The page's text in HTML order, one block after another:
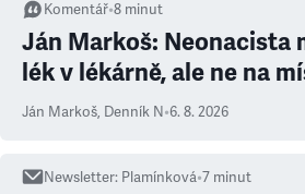
Komentář•8 minut
Ján Markoš: Neonacista
lék v lékárně, ale ne na
Ján Markoš, Denník N•6. 8. 2026
Newsletter: Plamínková•7 minut